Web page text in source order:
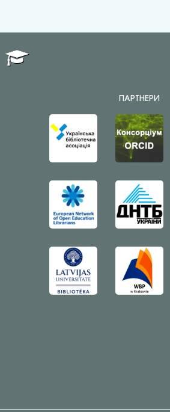
ПАРТНЕРИ